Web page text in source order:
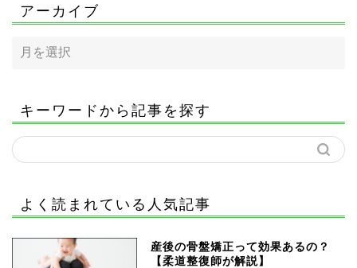
アーカイブ
キーワードから記事を探す
よく読まれている人気記事
産後の骨盤矯正って効果あるの？
【柔道整復師が解説】